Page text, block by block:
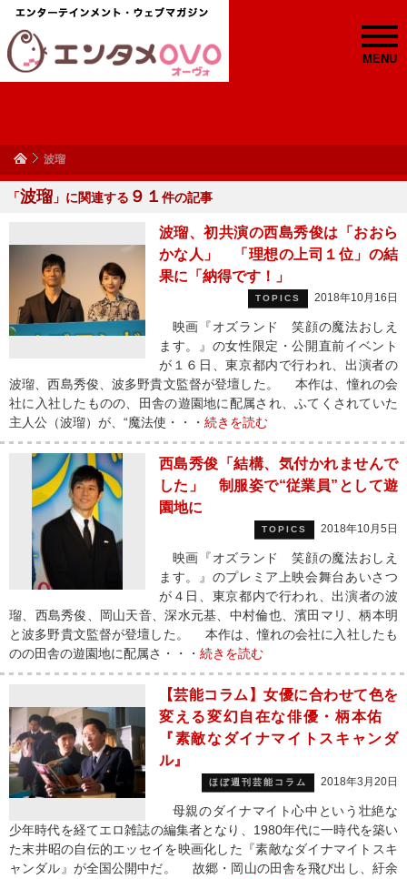
MENU
波瑠
「波瑠 」に関連する ９１ 件の記事
波瑠、初共演の西島秀俊は「おおら
かな人」 「理想の上司１位」の結
果に「納得です！」
TOPICS 2018年10月16日
映画『オズランド 笑顔の魔法おしえ
ます。』の女性限定・公開直前イベント
が１６日、東京都内で行われ、出演者の
波瑠、西島秀俊、波多野貴文監督が登壇した。 本作は、憧れの会
社に入社したものの、田舎の遊園地に配属され、ふてくされていた
主人公（波瑠）が、“魔法使・・・ 続きを読む
西島秀俊「結構、気付かれませんで
した」 制服姿で“従業員”として遊
園地に
TOPICS 2018年10月5日
映画『オズランド 笑顔の魔法おしえ
ます。』のプレミア上映会舞台あいさつ
が４日、東京都内で行われ、出演者の波
瑠、西島秀俊、岡山天音、深水元基、中村倫也、濱田マリ、柄本明
と波多野貴文監督が登壇した。 本作は、憧れの会社に入社したも
のの田舎の遊園地に配属さ・・・ 続きを読む
【芸能コラム】女優に合わせて色を
変える変幻自在な俳優・柄本佑
『素敵なダイナマイトスキャンダ
ル』
ほぼ週刊芸能コラム 2018年3月20日
母親のダイナマイト心中という壮絶な
少年時代を経てエロ雑誌の編集者となり、1980年代に一時代を築い
た末井昭の自伝的エッセイを映画化した『素敵なダイナマイトスキ
ャンダル』が全国公開中だ。 故郷・岡山の田舎を飛び出し、紆余